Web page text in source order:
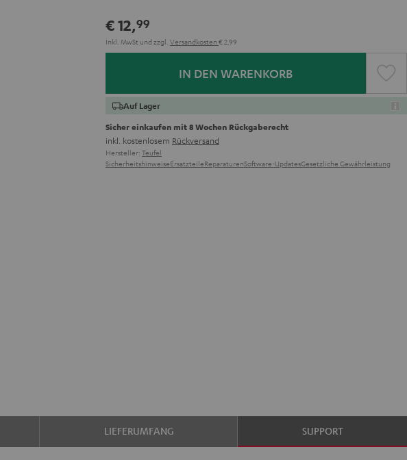
€ 12,99
Inkl. MwSt und zzgl. Versandkosten € 2,99
IN DEN WARENKORB
Auf Lager
Sicher einkaufen mit 8 Wochen Rückgaberecht
inkl. kostenlosem Rückversand
Hersteller: Teufel
SicherheitshinweiseErsatzteileReparaturenSoftware-UpdatesGesetzliche Gewährleistung
LIEFERUMFANG SUPPORT